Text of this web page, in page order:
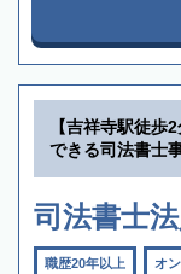
【吉祥寺駅徒歩
できる司法書士
司法書士
職歴20年以上 オ